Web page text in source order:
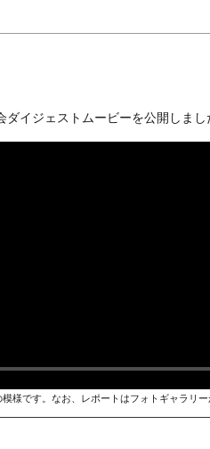
ダイジェストムービーを公開しまし
様です。なお、レポートはフォトギャラリー